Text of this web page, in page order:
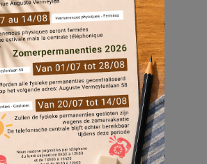
ou pas, le covoiturage ou
à pied sont autant de
à la voiture. Ces
de déplacement sont
douce » car ils permettent
rapidement sur nos axes
fortement saturés. Comme ils
ils permettent d’être plus
de l’environnement et de